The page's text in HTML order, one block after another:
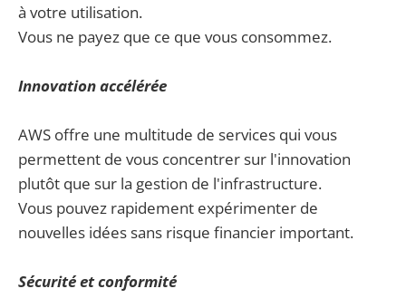
à votre utilisation.
Vous ne payez que ce que vous consommez.
Innovation accélérée
AWS offre une multitude de services qui vous
permettent de vous concentrer sur l'innovation
plutôt que sur la gestion de l'infrastructure.
Vous pouvez rapidement expérimenter de
nouvelles idées sans risque financier important.
Sécurité et conformité